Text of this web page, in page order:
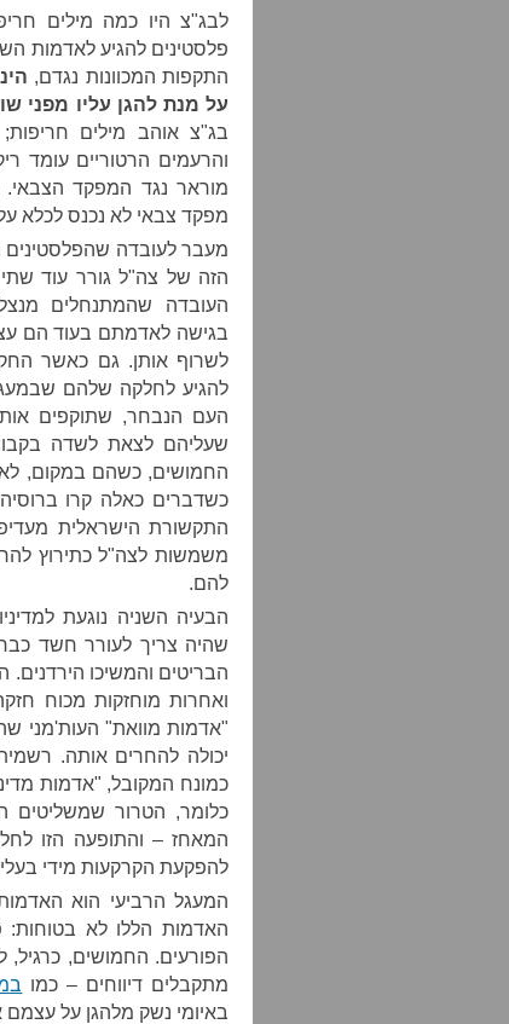
לבג"צ היו כמה מילים
פלסטינים להגיע לאדמות
התקפות המכוונות נגדם,
על מנת להגן עליו מפני
בג"צ אוהב מילים
מוראר נגד המפקד
מפקד צבאי לא נכנס לכלא
מעבר לעובדה
הזה של צה"ל גורר עוד
העובדה שהמתנחלים
בגישה לאדמתם בעוד הם
לשרוף אותן. גם כאשר
להגיע לחלקה שלהם
העם הנבחר, שתוקפים
החמושים, כשהם במקום, לא
כשדברים כאלה קרו
התקשורת הישראלית
משמשות לצה"ל כתירוץ
להם.
הבעיה השניה נוגעת
שהיה צריך לעורר חשד
ואחרות מוחזקות מכוח
"אדמות מוואת" העות'מני
יכולה להחרים אותה.
כמונח המקובל, "אדמות
כלומר, הטרור שמשליטים
המאחז – והתופעה הזו
להפקעת הקרקעות מידי
המעגל הרביעי הוא
האדמות הללו לא
הפורעים. החמושים,
מתקבלים דיווחים – כמו
באיומי נשק מלהגן על עצמם